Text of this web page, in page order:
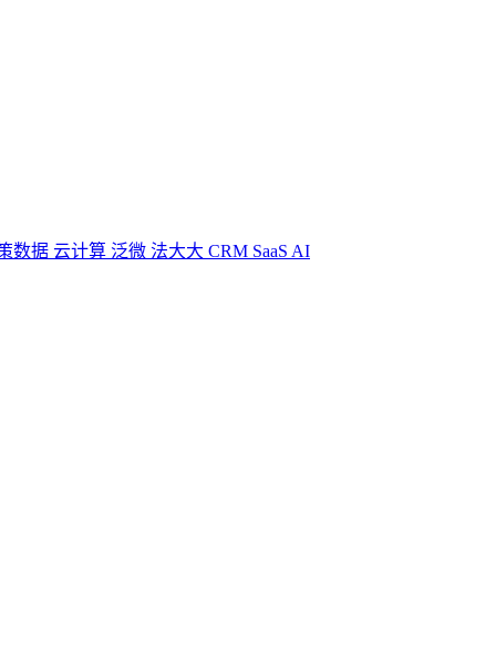
数据 云计算 泛微 法大大 CRM SaaS AI